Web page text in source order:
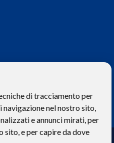
di tracciamento per
navigazione nel nostro sito,
e annunci mirati, per
e per capire da dove
- Italia